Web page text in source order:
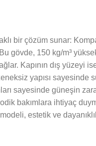
bir çözüm sunar:
gövde, 150 kg/m³
Kapının dış
yapısı
sayesinde güneşin
bakımlara ihtiyaç
estetik ve